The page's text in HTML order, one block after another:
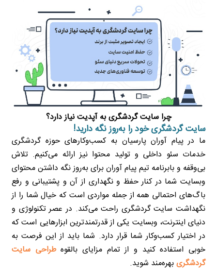
چرا سایت گردشگری به آپدیت نیاز دارد؟
سایت گردشگری خود را به‌روز نگه دارید!
ما در پیام آوران پارسیان به کسب‌وکارهای حوزه گردشگری
خدمات سئو داخلی و تولید محتوا نیز ارائه می‌کنیم. تلاش
بی‌وقفه و بابرنامه تیم پیام آوران برای به‌روز نگه داشتن محتوای
وبسایت شما در کنار حفظ و نگهداری از آن و پشتیبانی و رفع
باگ‌های احتمالی همه از جمله مواردی است که خیال شما را از
نگهداشت سایت گردشگری راحت می‌کند. در عصر تکنولوژی و
دنیای اینترنت، وبسایت یکی از قدرتمندترین ابزارهایی است که
در اختیار کسب‌وکار شما قرار دارد. شما باید از این فرصت به
خوبی استفاده کنید و از تمام مزایای بالقوهطراحی سایت
گردشگریبهره‌مند شوید.